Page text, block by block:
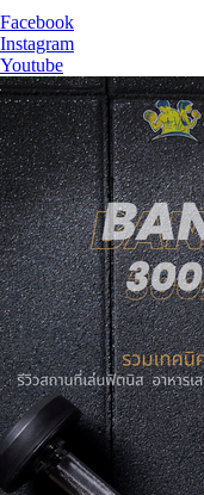
Facebook
Instagram
Youtube